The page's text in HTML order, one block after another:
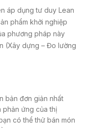
áp dụng tư duy Lean
phẩm khởi nghiệp
phương pháp này
(Xây dựng – Đo lường
bản đơn giản nhất
phản ứng của thị
có thể thử bán món